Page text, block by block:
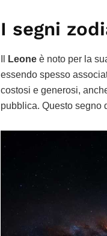
I segni
Leone è noto per la
essendo spesso
costosi e generosi,
pubblica. Questo segno